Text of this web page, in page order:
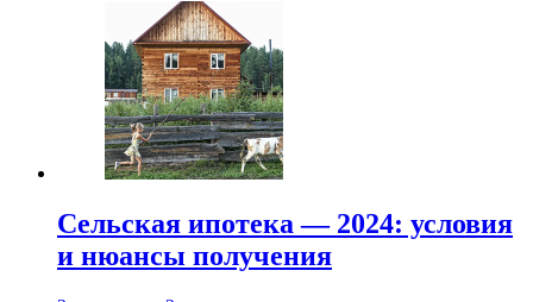
Сельская ипотека — 2024: условия
и нюансы получения